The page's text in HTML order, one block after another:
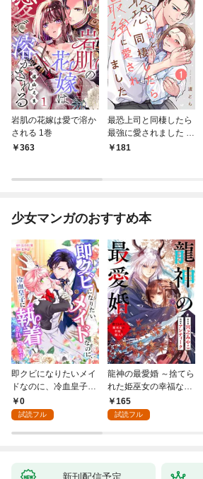
岩肌の花嫁は愛で溶か
される 1巻
363
最恐上司と同棲したら
最強に愛されました 1
巻181
少女マンガのおすすめ本
即クビになりたいメイ
ドなのに、冷血皇子に
執着されています第1
話
0
試読フル
龍神の最愛婚 ～捨てら
れた姫巫女の幸福な嫁
入り～: 1
165
試読フル